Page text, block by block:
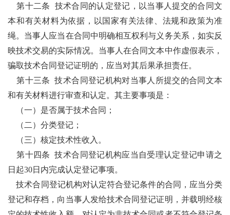
第十二条
技术合同的认定登记，以当事人提交的合同文
本和有关材料为依据，以国家有关法律、法规和政策为准
绳。当事人应当在合同中明确相互权利与义务关系，如实反
映技术交易的实际情况。当事人在合同文本中作虚假表示，
骗取技术合同登记证明的，应当对其后果承担责任。
第十三条
技术合同登记机构对当事人所提交的合同文本
和有关材料进行审查和认定。其主要事项是：
（一）是否属于技术合同；
（二）分类登记；
（三）核定技术性收入。
第十四条
技术合同登记机构应当自受理认定登记申请之
日起30日内完成认定登记事项。
技术合同登记机构对认定符合登记条件的合同，应当分类
登记和存档，向当事人发给技术合同登记证明，并载明经核